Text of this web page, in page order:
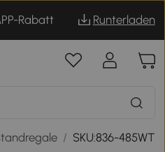
Rabatt Runterladen
/ SKU:836-485WT